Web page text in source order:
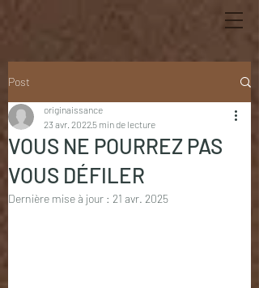
Post
VOUS NE POURREZ PAS
VOUS DÉFILER
originaissance
23 avr. 20225 min de lecture
Dernière mise à jour : 21 avr. 2025